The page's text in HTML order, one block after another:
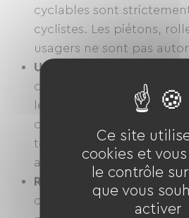
cyclables sont
cyclistes. Les piétons,
usagers ne sont pas
Usage urbain ou périurbain
cyclables se trouvent
les zones urbaines, où
cyclistes de se déplacer
toute sécurité, en
automobile.
Revêtement
: Le
cyclables est
Ce site
cookies et
le contrôle
que vous
activer